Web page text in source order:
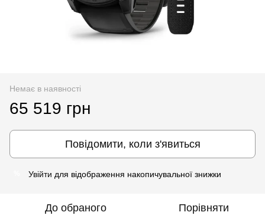
Немає в наявності
65 519 грн
Повідомити, коли з'явиться
Увійти для відображення накопичувальної знижки
До обраного Порівняти